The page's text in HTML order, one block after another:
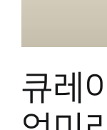
큐레